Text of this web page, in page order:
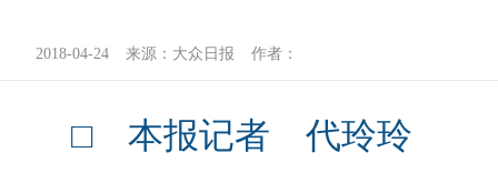
2018-04-24 来源： 大众日报 作者：
□ 本报记者 代玲玲